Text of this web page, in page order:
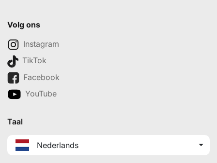
Volg ons
Instagram
TikTok
Facebook
YouTube
Taal
Nederlands